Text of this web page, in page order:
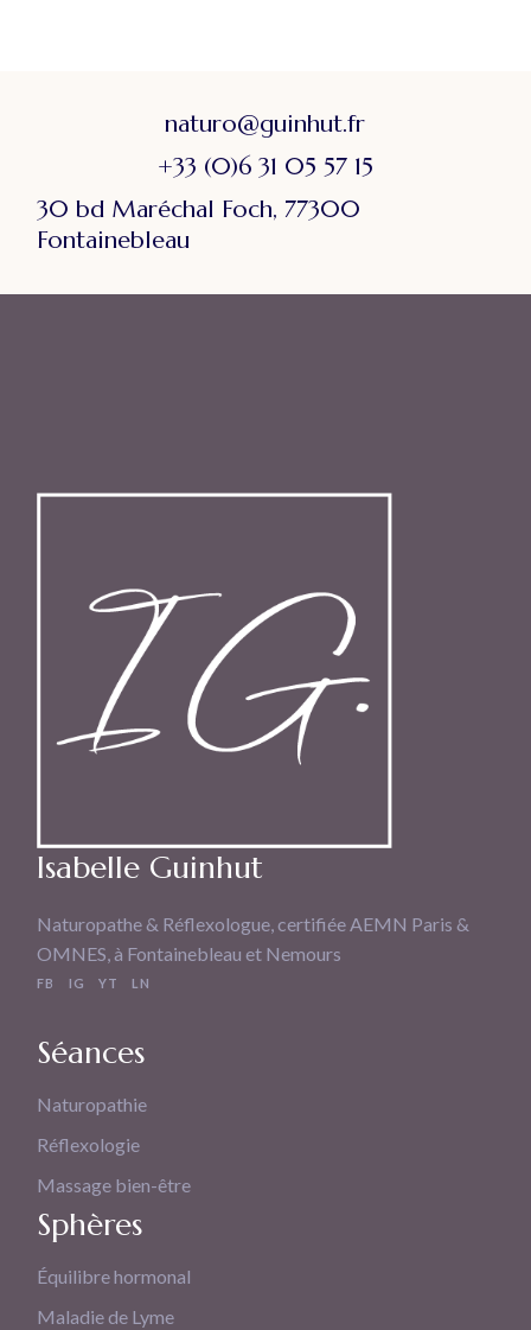
naturo@guinhut.fr
+33 (0)6 31 05 57 15
30 bd Maréchal Foch, 77300
Fontainebleau
Isabelle Guinhut
Naturopathe & Réflexologue, certifiée AEMN Paris &
OMNES, à Fontainebleau et Nemours
FB IG YT LN
Séances
Naturopathie
Réflexologie
Massage bien-être
Sphères
Équilibre hormonal
Maladie de Lyme